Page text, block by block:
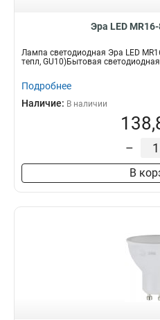
Эра LED
Лампа светодиодная Эра LED
тепл, GU10)Бытовая
Подробнее
Наличие: В наличии
–
В